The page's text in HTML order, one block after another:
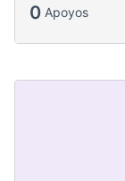
0 Apoyos